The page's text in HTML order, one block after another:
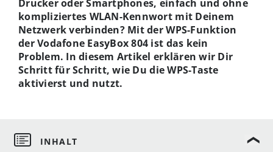
Drucker oder Smartphones, einfach und ohne
kompliziertes WLAN-Kennwort mit Deinem
Netzwerk verbinden? Mit der WPS-Funktion
der Vodafone EasyBox 804 ist das kein
Problem. In diesem Artikel erklären wir Dir
Schritt für Schritt, wie Du die WPS-Taste
aktivierst und nutzt.